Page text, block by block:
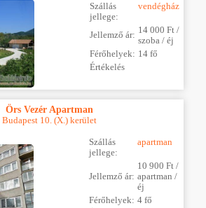
Szállás
jellege:
vendégház
Jellemző ár: 14 000 Ft /
szoba / éj
Férőhelyek: 14 fő
Értékelés
Örs Vezér Apartman
Budapest 10. (X.) kerület
Szállás
jellege:
apartman
Jellemző ár:
10 900 Ft /
apartman /
éj
Férőhelyek: 4 fő